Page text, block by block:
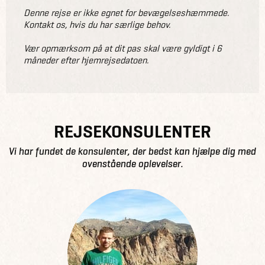
Denne rejse er ikke egnet for bevægelseshæmmede.
Kontakt os, hvis du har særlige behov.
Vær opmærksom på at dit pas skal være gyldigt i 6
måneder efter hjemrejsedatoen.
REJSEKONSULENTER
Vi har fundet de konsulenter, der bedst kan hjælpe dig med
ovenstående oplevelser.